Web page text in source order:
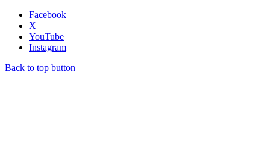
Facebook
X
YouTube
Instagram
Back to top button